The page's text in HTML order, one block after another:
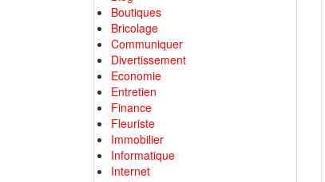
Boutiques
Bricolage
Communiquer
Divertissement
Economie
Entretien
Finance
Fleuriste
Immobilier
Informatique
Internet